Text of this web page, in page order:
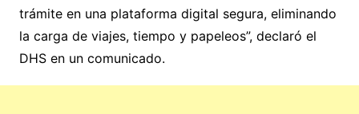
trámite en una plataforma digital segura, eliminando
la carga de viajes, tiempo y papeleos”, declaró el
DHS en un comunicado.